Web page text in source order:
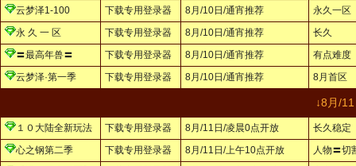
云梦泽1-100
下载专用登录器 8月/10日/通宵推荐
永久一区
永 久 一 区
下载专用登录器 8月/10日/通宵推荐
长久
〓最高年兽〓
下载专用登录器 8月/10日/通宵推荐
有点难度
云梦泽·第一季
下载专用登录器 8月/10日/通宵推荐 8月首区
↓8月/
１０大陆全新玩法 下载专用登录器 8月/11日/凌晨0点开放
长久稳定
心之钢第二季
下载专用登录器 8月/11日/上午10点开放
人物〓切